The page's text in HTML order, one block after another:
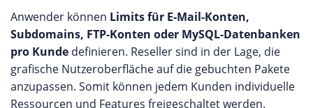
Anwender können Limits für E-Mail-Konten,
Subdomains, FTP-Konten oder MySQL-Datenbanken
pro Kunde definieren. Reseller sind in der Lage, die
grafische Nutzeroberfläche auf die gebuchten Pakete
anzupassen. Somit können jedem Kunden individuelle
Ressourcen und Features freigeschaltet werden.